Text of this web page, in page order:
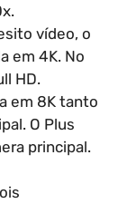
vídeo, o
em 4K. No
HD.
em 8K tanto
O Plus
principal.